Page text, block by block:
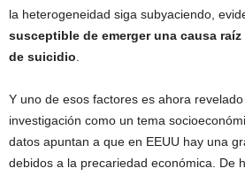
la heterogeneidad siga subyaciendo,
susceptible de emerger una causa
de suicidio
Y uno de esos factores es ahora
investigación como un tema
datos apuntan a que en EEUU hay una
debidos a la precariedad económica. De